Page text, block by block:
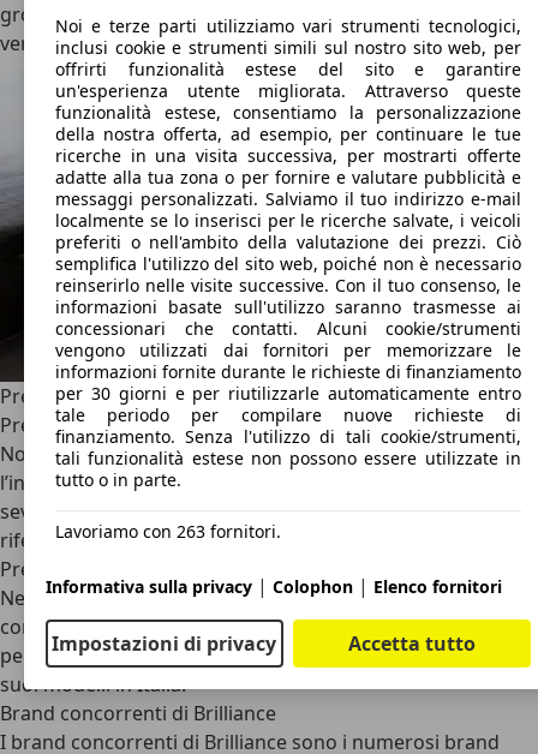
grossa (C-SUV) della V3 e ne è stata creata anche una
versione sette posti (V7).
Prezzi Brilliance
Prezzi Brilliance nuove
Non avendo più modelli venduti in Europa dal 2010, dopo
l’insuccesso della BS6 frenata dai test sulla sicurezza più
severi rispetto agli standard cinesi, non esiste un
riferimento per consultare i prezzi delle Brilliance nuove.
Prezzi Brilliance usate
Nel momento in cui scriviamo non sono presenti annunci
con prezzi di Brilliance usate su Autoscout24 Italia, anche
per il semplice motivo che Brilliance non ha mai venduto
suoi modelli in Italia.
Brand concorrenti di Brilliance
I brand concorrenti di Brilliance sono i numerosi brand
Noi e terze parti utilizziamo vari strumenti tecnologici,
inclusi cookie e strumenti simili sul nostro sito web, per
offrirti funzionalità estese del sito e garantire
un'esperienza utente migliorata. Attraverso queste
funzionalità estese, consentiamo la personalizzazione
della nostra offerta, ad esempio, per continuare le tue
ricerche in una visita successiva, per mostrarti offerte
adatte alla tua zona o per fornire e valutare pubblicità e
messaggi personalizzati. Salviamo il tuo indirizzo e-mail
localmente se lo inserisci per le ricerche salvate, i veicoli
preferiti o nell'ambito della valutazione dei prezzi. Ciò
semplifica l'utilizzo del sito web, poiché non è necessario
reinserirlo nelle visite successive. Con il tuo consenso, le
informazioni basate sull'utilizzo saranno trasmesse ai
concessionari che contatti. Alcuni cookie/strumenti
vengono utilizzati dai fornitori per memorizzare le
informazioni fornite durante le richieste di finanziamento
per 30 giorni e per riutilizzarle automaticamente entro
tale periodo per compilare nuove richieste di
finanziamento. Senza l'utilizzo di tali cookie/strumenti,
tali funzionalità estese non possono essere utilizzate in
tutto o in parte.
Lavoriamo con 263 fornitori.
Informativa sulla privacy | Colophon | Elenco fornitori
Impostazioni di privacy Accetta tutto